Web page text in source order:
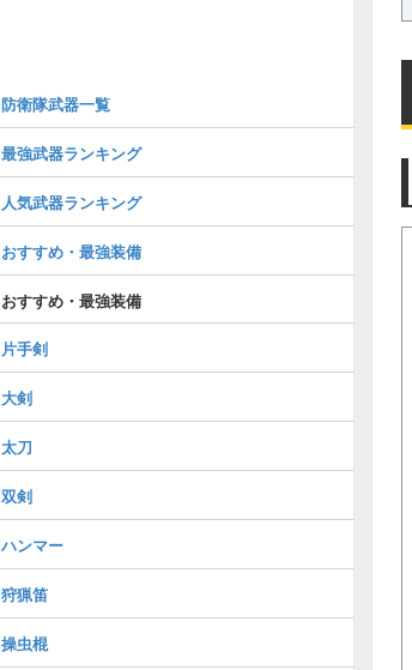
防衛隊武器一覧
最強武器ランキング
人気武器ランキング
おすすめ・最強装備
おすすめ・最強装備
片手剣
大剣
太刀
双剣
ハンマー
狩猟笛
操虫棍